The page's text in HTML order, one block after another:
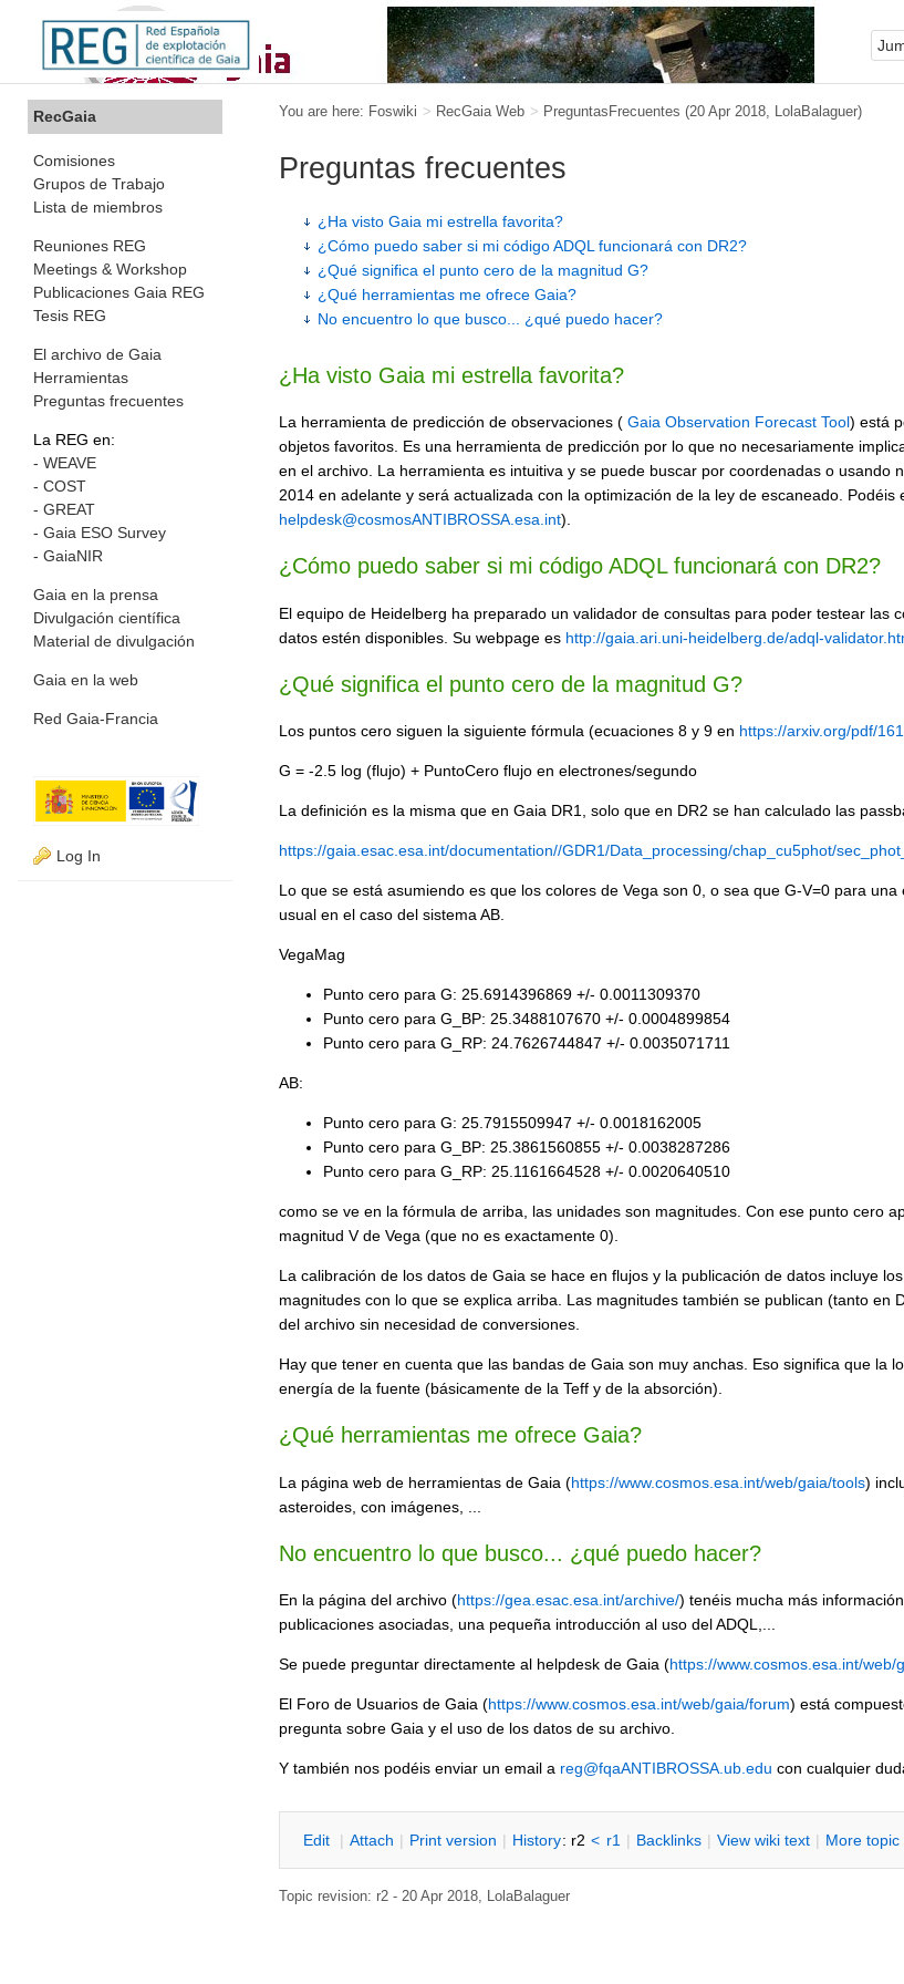
You are here: Foswiki > RecGaia Web > PreguntasFrecuentes (20 Apr 2018, LolaBalaguer)
Preguntas frecuentes
¿Ha visto Gaia mi estrella favorita?
¿Cómo puedo saber si mi código ADQL funcionará con DR2?
¿Qué significa el punto cero de la magnitud G?
¿Qué herramientas me ofrece Gaia?
No encuentro lo que busco... ¿qué puedo hacer?
¿Ha visto Gaia mi estrella favorita?
La herramienta de predicción de observaciones ( Gaia Observation Forecast Tool) está
objetos favoritos. Es una herramienta de predicción por lo que no necesariamente
en el archivo. La herramienta es intuitiva y se puede buscar por coordenadas o
2014 en adelante y será actualizada con la optimización de la ley de escaneado.
helpdesk@cosmosANTIBROSSA.esa.int).
¿Cómo puedo saber si mi código ADQL funcionará con DR2?
El equipo de Heidelberg ha preparado un validador de consultas para poder testear las
datos estén disponibles. Su webpage es http://gaia.ari.uni-heidelberg.de/adql-
¿Qué significa el punto cero de la magnitud G?
Los puntos cero siguen la siguiente fórmula (ecuaciones 8 y 9 en https://arxiv.org/pdf/
G = -2.5 log (flujo) + PuntoCero flujo en electrones/segundo
La definición es la misma que en Gaia DR1, solo que en DR2 se han calculado las
https://gaia.esac.esa.int/documentation//GDR1/Data_processing/chap_cu5phot/
Lo que se está asumiendo es que los colores de Vega son 0, o sea que G-V=0 para
usual en el caso del sistema AB.
VegaMag
Punto cero para G: 25.6914396869 +/- 0.0011309370
Punto cero para G_BP: 25.3488107670 +/- 0.0004899854
Punto cero para G_RP: 24.7626744847 +/- 0.0035071711
AB:
Punto cero para G: 25.7915509947 +/- 0.0018162005
Punto cero para G_BP: 25.3861560855 +/- 0.0038287286
Punto cero para G_RP: 25.1161664528 +/- 0.0020640510
como se ve en la fórmula de arriba, las unidades son magnitudes. Con ese punto cero
magnitud V de Vega (que no es exactamente 0).
La calibración de los datos de Gaia se hace en flujos y la publicación de datos incluye
magnitudes con lo que se explica arriba. Las magnitudes también se publican (tanto
del archivo sin necesidad de conversiones.
Hay que tener en cuenta que las bandas de Gaia son muy anchas. Eso significa que
energía de la fuente (básicamente de la Teff y de la absorción).
¿Qué herramientas me ofrece Gaia?
La página web de herramientas de Gaia (https://www.cosmos.esa.int/web/gaia/tools)
asteroides, con imágenes, ...
No encuentro lo que busco... ¿qué puedo hacer?
En la página del archivo (https://gea.esac.esa.int/archive/) tenéis mucha más
publicaciones asociadas, una pequeña introducción al uso del ADQL,...
Se puede preguntar directamente al helpdesk de Gaia (https://www.cosmos.esa.int/web/
El Foro de Usuarios de Gaia (https://www.cosmos.esa.int/web/gaia/forum) está
pregunta sobre Gaia y el uso de los datos de su archivo.
Y también nos podéis enviar un email a reg@fqaANTIBROSSA.ub.edu con cualquier
Edit | Attach | Print version | History: r2 < r1 | Backlinks | View wiki text | More topic
Topic revision: r2 - 20 Apr 2018, LolaBalaguer
RecGaia
Comisiones
Grupos de Trabajo
Lista de miembros
Reuniones REG
Meetings & Workshop
Publicaciones Gaia REG
Tesis REG
El archivo de Gaia
Herramientas
Preguntas frecuentes
La REG en:
- WEAVE
- COST
- GREAT
- Gaia ESO Survey
- GaiaNIR
Gaia en la prensa
Divulgación científica
Material de divulgación
Gaia en la web
Red Gaia-Francia
Log In